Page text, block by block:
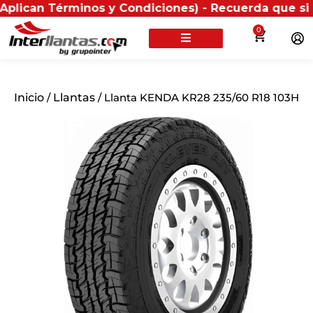
y Condiciones) - Recuerda que si
0
Inicio / Llantas / Llanta KENDA KR28 235/60 R18 103H